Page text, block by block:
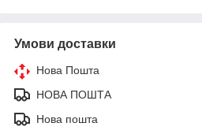
Умови доставки
Нова Пошта
НОВА ПОШТА
Нова пошта